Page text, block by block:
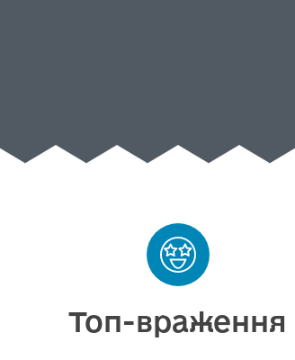
Топ-враження